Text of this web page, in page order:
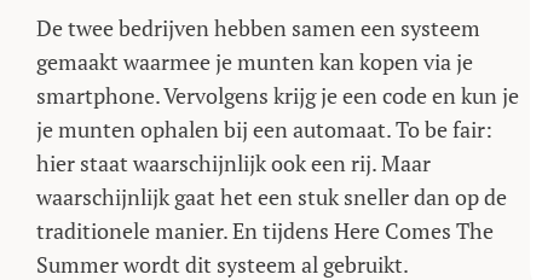
De twee bedrijven hebben samen een systeem
gemaakt waarmee je munten kan kopen via je
smartphone. Vervolgens krijg je een code en kun je
je munten ophalen bij een automaat. To be fair:
hier staat waarschijnlijk ook een rij. Maar
waarschijnlijk gaat het een stuk sneller dan op de
traditionele manier. En tijdens Here Comes The
Summer wordt dit systeem al gebruikt.